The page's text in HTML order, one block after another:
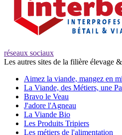
réseaux sociaux
Les autres sites de la filière élevage
Aimez la viande, mangez en
La Viande, des Métiers, une
Bravo le Veau
J'adore l'Agneau
La Viande Bio
Les Produits Tripiers
Les métiers de l'alimentation